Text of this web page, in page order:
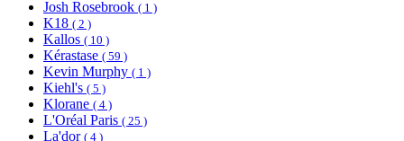
Josh Rosebrook ( 1 )
K18 ( 2 )
Kallos ( 10 )
Kérastase ( 59 )
Kevin Murphy ( 1 )
Kiehl's ( 5 )
Klorane ( 4 )
L'Oréal Paris ( 25 )
La'dor ( 4 )